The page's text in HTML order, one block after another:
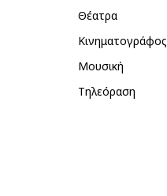
Θέατρα
Κινηματογράφος
Μουσική
Τηλεόραση